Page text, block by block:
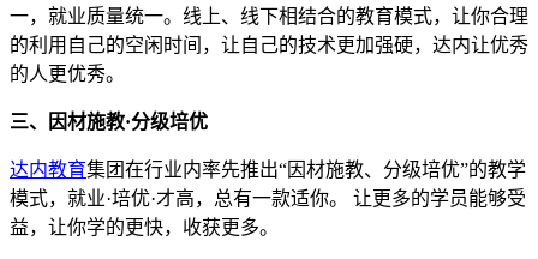
一，就业质量统一。线上、线下相结合的教育模式，让你合理
的利用自己的空闲时间，让自己的技术更加强硬，达内让优秀
的人更优秀。
三、因材施教·分级培优
达内教育集团在行业内率先推出“因材施教、分级培优”的教学
模式，就业·培优·才高，总有一款适你。 让更多的学员能够受
益，让你学的更快，收获更多。